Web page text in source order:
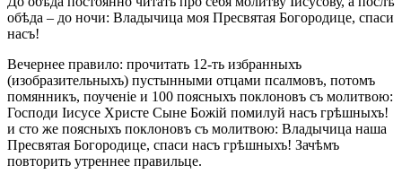
обѣда – до ночи: Владычица моя Пресвятая Богородице, спаси
насъ!
Вечернее правило: прочитать 12-ть избранныхъ
(изобразительныхъ) пустынными отцами псалмовъ, потомъ
помянникъ, поученіе и 100 поясныхъ поклоновъ съ молитвою:
Господи Іисусе Христе Сыне Божій помилуй насъ грѣшныхъ!
и сто же поясныхъ поклоновъ съ молитвою: Владычица наша
Пресвятая Богородице, спаси насъ грѣшныхъ! Зачѣмъ
повторить утреннее правильце.